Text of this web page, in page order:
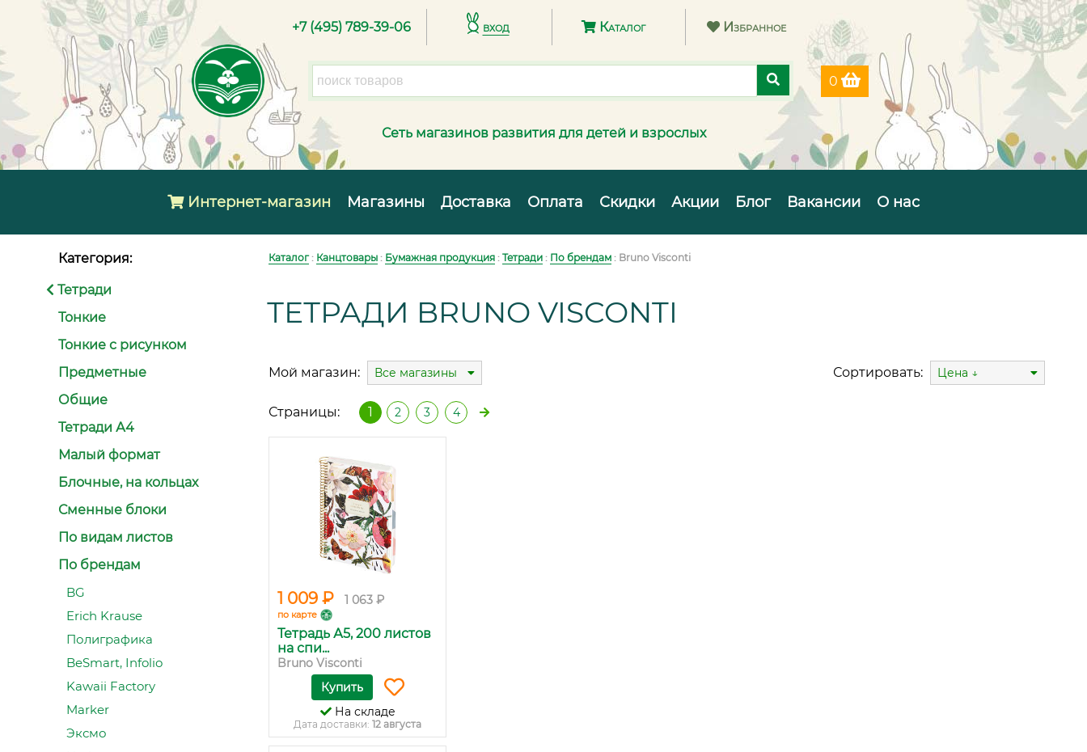
+7 (495) 789-39-06 вход Каталог Избранное
0
Сеть магазинов развития для детей и взрослых
Интернет-магазин Магазины Доставка Оплата Скидки Акции Блог Вакансии О нас
Категория:
Тетради
Тонкие
Тонкие с рисунком
Предметные
Общие
Тетради А4
Малый формат
Блочные, на кольцах
Сменные блоки
По видам листов
По брендам
BG
Erich Krause
Полиграфика
BeSmart, Infolio
Kawaii Factory
Marker
Эксмо
Каталог: Канцтовары : Бумажная продукция : Тетради : По брендам : Bruno Visconti
ТЕТРАДИ BRUNO VISCONTI
Мой магазин: Все магазины Сортировать: Цена ↓
Страницы: 1 2 3 4
1 009 ₽ 1 063 ₽
по карте
Тетрадь А5, 200 листов
на спи...
Bruno Visconti
Купить
На складе
Дата доставки: 12 августа